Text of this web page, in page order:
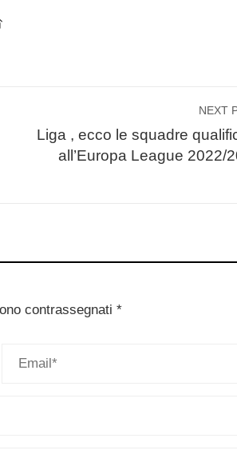
NEXT
Liga , ecco le squadre
all’Europa League 2022/
contrassegnati *